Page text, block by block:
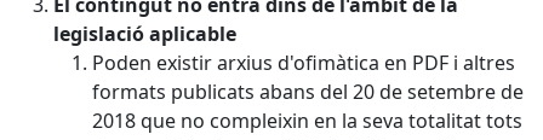
legislació aplicable
Poden existir arxius d'ofimàtica en PDF i altres
formats publicats abans del 20 de setembre de
2018 que no compleixin en la seva totalitat tots